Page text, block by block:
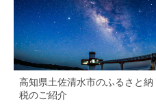
高知県土佐清水市のふるさと納
税のご紹介